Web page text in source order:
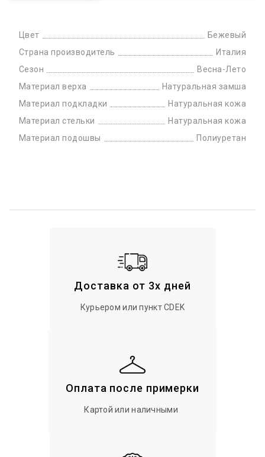
Цвет
Бежевый
Страна производитель
Италия
Сезон
Весна-Лето
Материал верха
Натуральная замша
Материал подкладки
Натуральная кожа
Материал стельки
Натуральная кожа
Материал подошвы
Полиуретан
Доставка от 3х дней
Курьером или пункт CDEK
Оплата после примерки
Картой или наличными